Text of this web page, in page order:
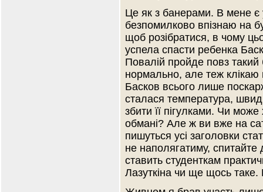
Це як з банерами. В мене є
безпомилково впізнаю на
щоб розібратися, в чому
успела спасти ребенка
Повалій пройде повз
нормально, але теж клікаю
Басков всього лише
сталася температура,
збити її пігулками. Чи
обмані? Але ж ви вже на
пишуться усі заголовки
не наполягатиму, спитайте
ставить студенткам
Лазуткіна чи ще щось